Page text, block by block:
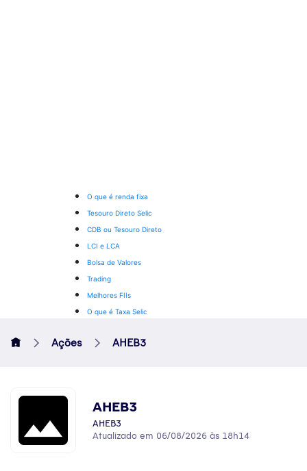
O que é renda fixa
Tesouro Direto Selic
CDB ou Tesouro Direto
LCI e LCA
Bolsa de Valores
Trading
Melhores FIIs
O que é Taxa Selic
Ações AHEB3
AHEB3
AHEB3
Atualizado em 06/08/2026 às 18h14